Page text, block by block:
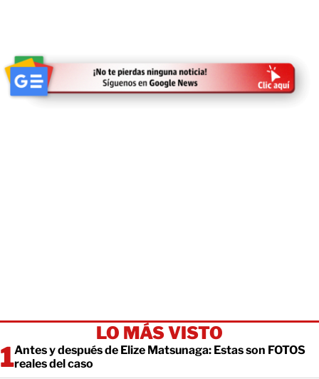
LO MÁS VISTO
Antes y después de Elize Matsunaga: Estas son FOTOS
reales del caso